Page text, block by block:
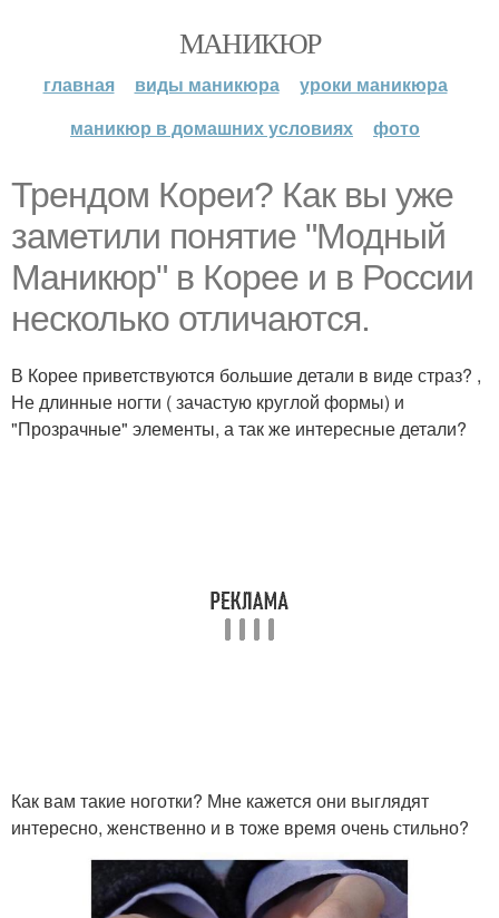
МАНИКЮР
главная виды маникюра
уроки маникюра
маникюр в домашних условиях
фото
Трендом Кореи? Как вы уже
заметили понятие "Модный
Маникюр" в Корее и в России
несколько отличаются.
В Корее приветствуются большие детали в виде страз? ,
Не длинные ногти ( зачастую круглой формы) и
"Прозрачные" элементы, а так же интересные детали?
Как вам такие ноготки? Мне кажется они выглядят
интересно, женственно и в тоже время очень стильно?